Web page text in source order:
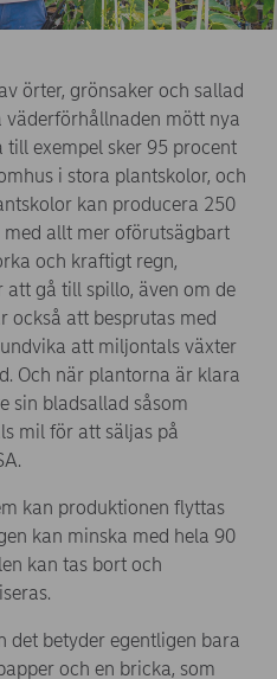
örter, grönsaker och sallad
väderförhållnaden mött nya
exempel sker 95 procent
i stora plantskolor, och
kan producera 250
allt mer oförutsägbart
och kraftigt regn,
gå till spillo, även om de
också att besprutas med
att miljontals växter
Och när plantorna är klara
sin bladsallad såsom
mil för att säljas på
kan produktionen flyttas
kan minska med hela 90
kan tas bort och
det betyder egentligen bara
och en bricka, som